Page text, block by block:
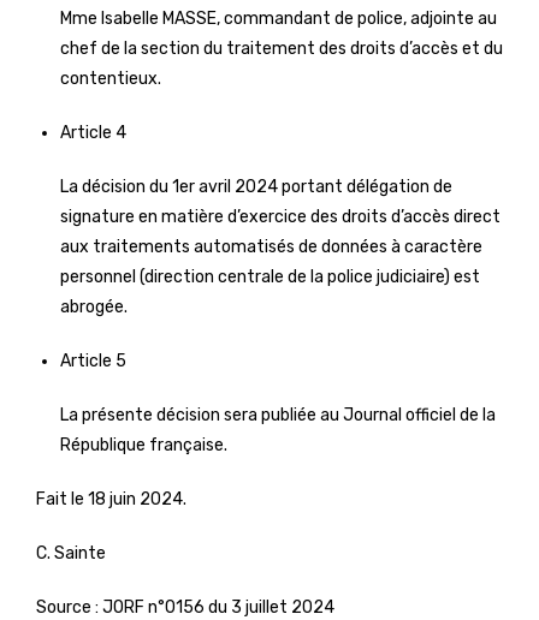
Mme Isabelle MASSE, commandant de police, adjointe au
chef de la section du traitement des droits d’accès et du
contentieux.
Article 4
La décision du 1er avril 2024 portant délégation de
signature en matière d’exercice des droits d’accès direct
aux traitements automatisés de données à caractère
personnel (direction centrale de la police judiciaire) est
abrogée.
Article 5
La présente décision sera publiée au Journal officiel de la
République française.
Fait le 18 juin 2024.
C. Sainte
Source : JORF n°0156 du 3 juillet 2024